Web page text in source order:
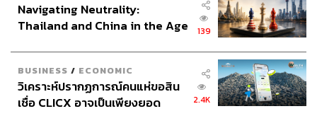
Navigating Neutrality:
Thailand and China in the Age
139
BUSINESS / ECONOMIC
วิเคราะห์ปรากฏการณ์คนแห่ขอสิน
เชื่อ CLICX อาจเป็นเพียงยอด
2.4K